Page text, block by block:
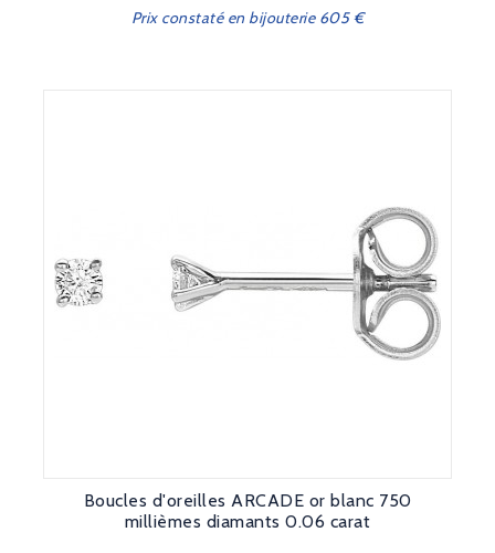
Prix constaté en bijouterie 605 €
Boucles d'oreilles ARCADE or blanc 750
millièmes diamants 0.06 carat